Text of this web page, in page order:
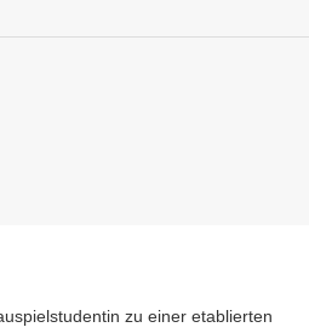
zu einer etablierten